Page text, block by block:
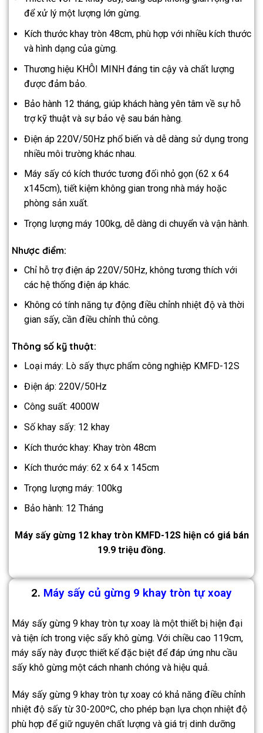
để xử lý một lượng lớn gừng.
Kích thước khay tròn 48cm, phù hợp với nhiều kích thước
và hình dạng của gừng.
Thương hiệu KHÔI MINH đáng tin cậy và chất lượng
được đảm bảo.
Bảo hành 12 tháng, giúp khách hàng yên tâm về sự hỗ
trợ kỹ thuật và sự bảo vệ sau bán hàng.
Điện áp 220V/50Hz phổ biến và dễ dàng sử dụng trong
nhiều môi trường khác nhau.
Máy sấy có kích thước tương đối nhỏ gọn (62 x 64
x145cm), tiết kiệm không gian trong nhà máy hoặc
phòng sản xuất.
Trọng lượng máy 100kg, dễ dàng di chuyển và vận hành.
Nhược điểm:
Chỉ hỗ trợ điện áp 220V/50Hz, không tương thích với
các hệ thống điện áp khác.
Không có tính năng tự động điều chỉnh nhiệt độ và thời
gian sấy, cần điều chỉnh thủ công.
Thông số kỹ thuật:
Loại máy: Lò sấy thực phẩm công nghiệp KMFD-12S
Điện áp: 220V/50Hz
Công suất: 4000W
Số khay sấy: 12 khay
Kích thước khay: Khay tròn 48cm
Kích thước máy: 62 x 64 x 145cm
Trọng lượng máy: 100kg
Bảo hành: 12 Tháng
Máy sấy gừng 12 khay tròn KMFD-12S hiện có giá bán
19.9 triệu đồng.
2. Máy sấy củ gừng 9 khay tròn tự xoay
Máy sấy gừng 9 khay tròn tự xoay là một thiết bị hiện đại
và tiện ích trong việc sấy khô gừng. Với chiều cao 119cm,
máy sấy này được thiết kế đặc biệt để đáp ứng nhu cầu
sấy khô gừng một cách nhanh chóng và hiệu quả.
Máy sấy gừng 9 khay tròn tự xoay có khả năng điều chỉnh
nhiệt độ sấy từ 30-200ºC, cho phép bạn lựa chọn nhiệt độ
phù hợp để giữ nguyên chất lượng và giá trị dinh dưỡng